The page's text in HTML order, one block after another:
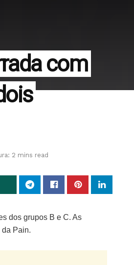
com
2 mins read
dos grupos B e C. As
Pain.